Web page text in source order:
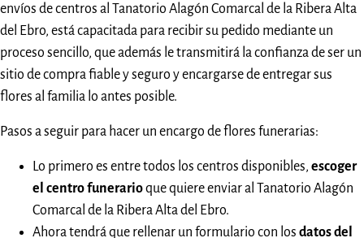
envíos de centros al Tanatorio Alagón Comarcal de la Ribera Alta
del Ebro, está capacitada para recibir su pedido mediante un
proceso sencillo, que además le transmitirá la confianza de ser un
sitio de compra fiable y seguro y encargarse de entregar sus
flores al familia lo antes posible.
Pasos a seguir para hacer un encargo de flores funerarias:
Lo primero es entre todos los centros disponibles, escoger
el centro funerarioque quiere enviar al Tanatorio Alagón
Comarcal de la Ribera Alta del Ebro.
Ahora tendrá que rellenar un formulario con los datos del